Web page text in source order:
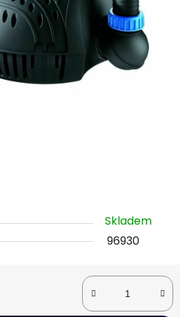
Skladem
96930